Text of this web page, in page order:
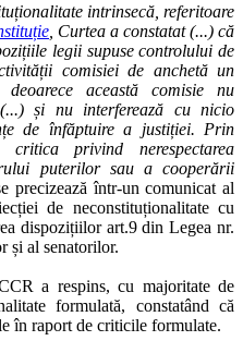
intrinsecă, referitoare
, Curtea a constatat (...) că
legii supuse controlului de
comisiei de anchetă un
această comisie nu
și nu interferează cu nicio
de înfăptuire a justiției. Prin
privind nerespectarea
puterilor sau a cooperării
precizează într-un comunicat al
de neconstituționalitate cu
dispozițiilor art.9 din Legea nr.
și al senatorilor.
a respins, cu majoritate de
formulată, constatând că
în raport de criticile formulate.